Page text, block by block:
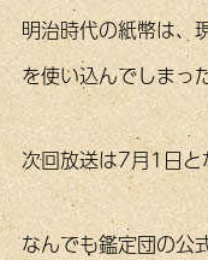
明治時代の紙幣は、
を使い込んでしまっ
次回放送は7月1日と
なんでも鑑定団の公